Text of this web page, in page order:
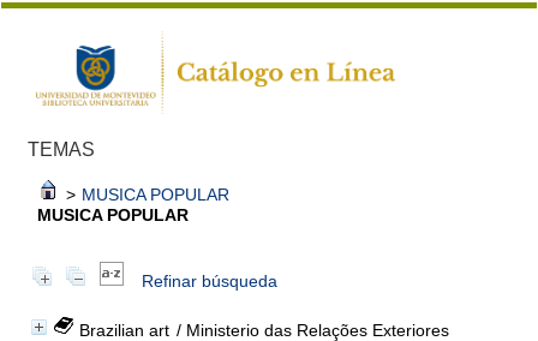
TEMAS
> MUSICA POPULAR
MUSICA POPULAR
Refinar búsqueda
Brazilian art / Ministerio das Relações Exteriores